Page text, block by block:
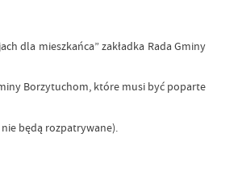
dla mieszkańca” zakładka Rada Gminy
Borzytuchom, które musi być poparte
będą rozpatrywane).